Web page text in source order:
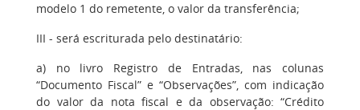
modelo 1 do remetente, o valor da transferência;
III - será escriturada pelo destinatário:
a) no livro Registro de Entradas, nas colunas
“Documento Fiscal” e “Observações”, com indicação
do valor da nota fiscal e da observação: “Crédito